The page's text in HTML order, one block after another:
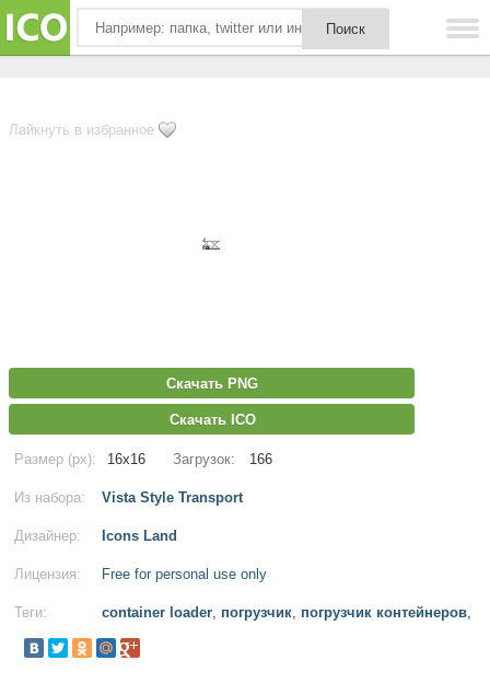
Лайкнуть в избранное
Скачать PNG
Скачать ICO
Размер (px): 16x16 Загрузок: 166
Из набора: Vista Style Transport
Дизайнер: Icons Land
Лицензия: Free for personal use only
Теги: container loader, погрузчик, погрузчик контейнеров,